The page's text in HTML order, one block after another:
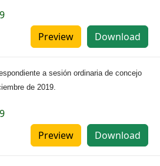
Download
Preview
a sesión ordinaria de concejo
de 2019.
Download
Preview